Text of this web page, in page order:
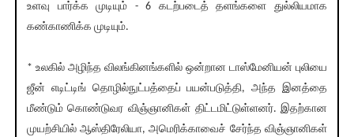
உளவு பார்க்க முடியும் - 6 கடற்படைத் தளங்களை துல்லியமாக
கண்காணிக்க முடியும்.
* உலகில் அழிந்த விலங்கினங்களில் ஒன்றான டாஸ்மேனியன் புலியை
ஜீன் எடிட்டிங் தொழில்நுட்பத்தைப் பயன்படுத்தி, அந்த இனத்தை
மீண்டும் கொண்டுவர விஞ்ஞானிகள் திட்டமிட்டுள்ளனர். இதற்கான
முயற்சியில் ஆஸ்திரேலியா, அமெரிக்காவைச் சேர்ந்த விஞ்ஞானிகள்